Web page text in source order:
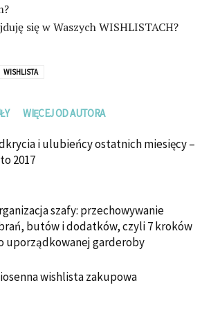
się w Waszych WISHLISTACH?
WISHLISTA
WIĘCEJ OD AUTORA
i ulubieńcy ostatnich miesięcy –
2017
szafy: przechowywanie
butów i dodatków, czyli 7 kroków
uporządkowanej garderoby
wishlista zakupowa